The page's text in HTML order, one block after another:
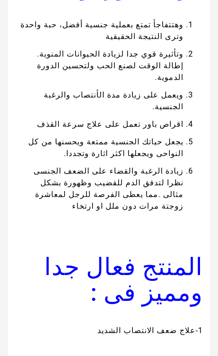
وهتتفاجأ تمتع بعملية جنسية أفضل، حبة واحدة
وترى النتيجة الحقيقية
وتأثيرة قوي جدا لزيادة الحيوانات المنوية.
إطالة الوقت لصنع الحب ولتحسين الدورة
الدموية.
ويعمل على زيادة مدة الأنتصاب والرغبة
الجنسية.
اقراص باور تعمل على علاج سرعة القذف
يجعل حياتك الجنسية ممتعة ويحسنها من كل
النواحى ويجعلها اكثر اثارة وتجددا.
زيادة الرغبة والقضاء على الضعف الجنسى
نظرا لتدفق الدم للقضيب وظهورة بشكل
مثالى .مما يعطى الفرصة للرجل لمعاشرة
زوجتة مرات دون ملل او ارتخاء
المنتج فعال جدا
ومميز فى :
1-علاج ضعف الانتصاب الشديد